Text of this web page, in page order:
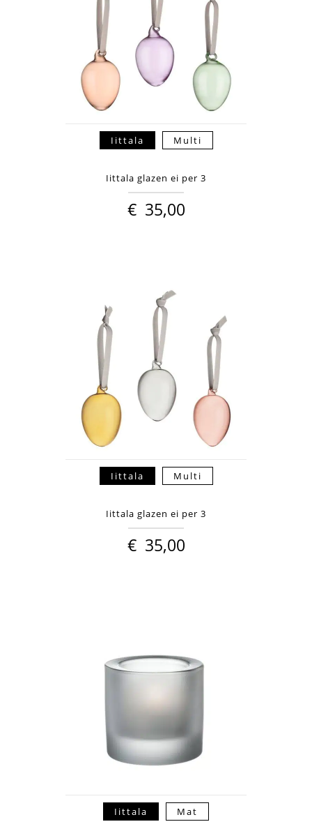
Iittala Multi
Iittala glazen ei per 3
€ 35,00
Iittala Multi
Iittala glazen ei per 3
€ 35,00
Iittala Mat